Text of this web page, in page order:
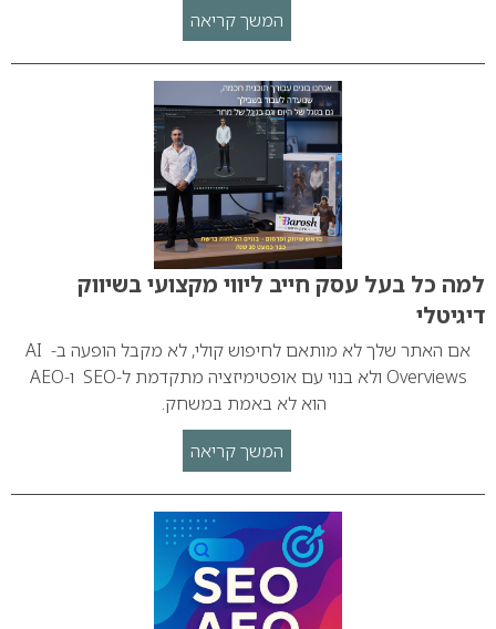
המשך קריאה
למה כל בעל עסק חייב ליווי מקצועי בשיווק
דיגיטלי
אם האתר שלך לא מותאם לחיפוש קולי, לא מקבל הופעה ב‑ AI
Overviews ולא בנוי עם אופטימיזציה מתקדמת ל‑SEO ו‑AEO
הוא לא באמת במשחק.
המשך קריאה